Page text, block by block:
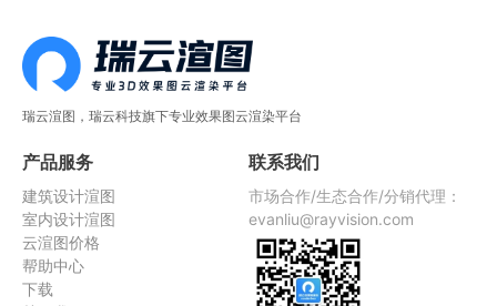
瑞云渲图，瑞云科技旗下专业效果图云渲染平台
产品服务
建筑设计渲图
室内设计渲图
云渲图价格
帮助中心
下载
联系我们
市场合作/生态合作/分销代理：
evanliu@rayvision.com